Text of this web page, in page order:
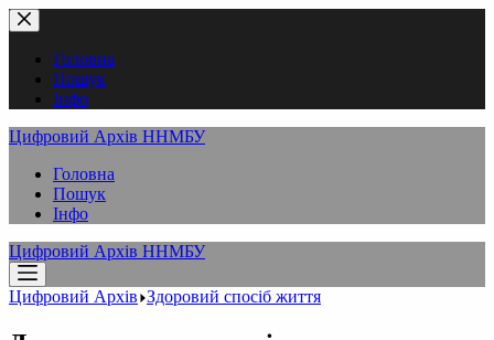
Перейти
до
вмістуГоловна
Пошук
Інфо
Цифровий Архів ННМБУ
Головна
Пошук
Інфо
Цифровий Архів ННМБУ
Цифровий Архів Здоровий спосіб життя